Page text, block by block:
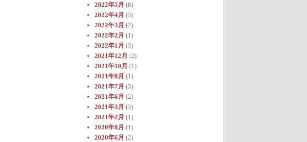
2022年5月 (8)
2022年4月 (3)
2022年3月 (2)
2022年2月 (1)
2022年1月 (3)
2021年12月 (2)
2021年10月 (1)
2021年8月 (1)
2021年7月 (3)
2021年6月 (2)
2021年3月 (3)
2021年2月 (1)
2020年8月 (1)
2020年6月 (2)